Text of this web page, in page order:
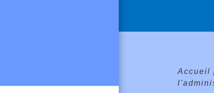
Accueil